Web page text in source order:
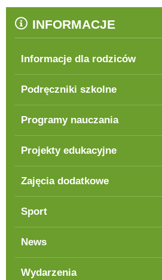
INFORMACJE
Informacje dla rodziców
Podręczniki szkolne
Programy nauczania
Projekty edukacyjne
Zajęcia dodatkowe
Sport
News
Wydarzenia